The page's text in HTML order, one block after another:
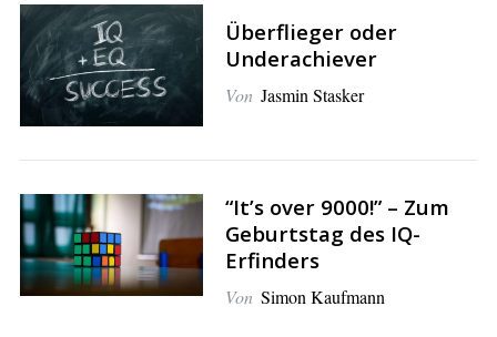
Überflieger oder
Underachiever
Von Jasmin Stasker
“It’s over 9000!” – Zum
Geburtstag des IQ-
Erfinders
Von Simon Kaufmann
S
r
c
h
f
o